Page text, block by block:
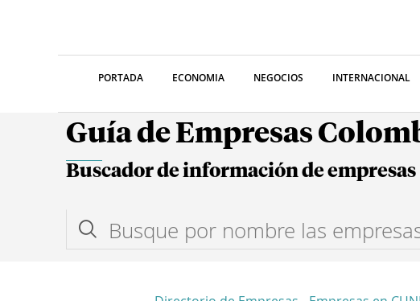
PORTADA ECONOMIA NEGOCIOS INTERNACIONAL
Guía de Empresas
Buscador de información de empresas